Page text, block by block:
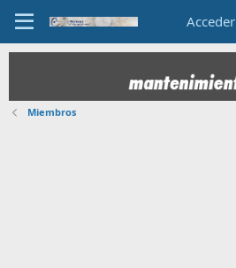
Acceder
Miembros